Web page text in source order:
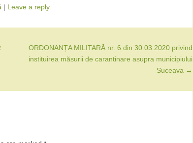
| Leave a reply
ORDONANȚA MILITARĂ nr. 6 din 30.03.2020 privind
instituirea măsurii de carantinare asupra municipiului
Suceava →